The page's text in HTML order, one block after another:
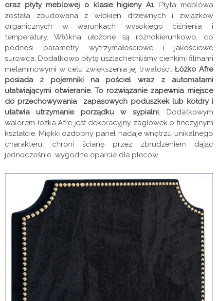
oraz płyty meblowej o klasie higieny A1. Płyta meblowa
została zbudowana z włókien drzewnych i związków
organicznych w warunkach wysokiego ciśnienia i
temperatury. Włókna ułożone są różnokierunkowo, co
podnosi parametry wytrzymałościowe i jakościowe
surowca. Dodatkowo płytę uszlachetniliśmy cienkimi filmami
melaminowymi w celu zwiększenia jej trwałości.Łóżko Afre
posiada 2 pojemniki na pościel wraz z automatami
ułatwiającymi otwieranie.To rozwiązanie zapewnia miejsce
do przechowywania zapasowych poduszkek lub kołdry i
ułatwia utrzymanie porządku w sypialni. Dodatkowym
walorem łóżka Afre jest dekoracyjny zagłówek o finezyjnym
kształcie. Miękki ozdobny panel nadaje wnętrzu unikalnego
charakteru, chroni ścianę przez zbrudzeniem dając
jednocześnie wygodne oparcie dla pleców.